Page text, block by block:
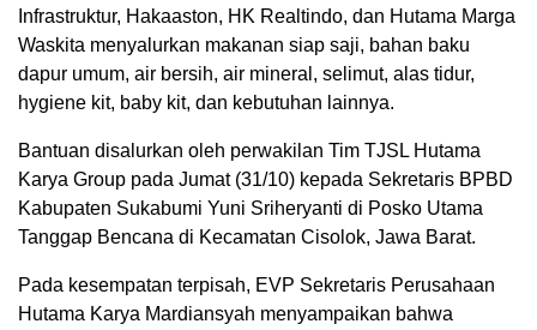
Infrastruktur, Hakaaston, HK Realtindo, dan Hutama Marga
Waskita menyalurkan makanan siap saji, bahan baku
dapur umum, air bersih, air mineral, selimut, alas tidur,
hygiene kit, baby kit, dan kebutuhan lainnya.
Bantuan disalurkan oleh perwakilan Tim TJSL Hutama
Karya Group pada Jumat (31/10) kepada Sekretaris BPBD
Kabupaten Sukabumi Yuni Sriheryanti di Posko Utama
Tanggap Bencana di Kecamatan Cisolok, Jawa Barat.
Pada kesempatan terpisah, EVP Sekretaris Perusahaan
Hutama Karya Mardiansyah menyampaikan bahwa